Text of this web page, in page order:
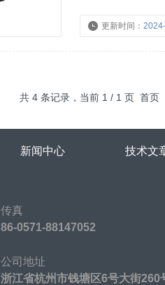
更新时间：
共 4 条记录，当前 1 / 1 页 首
新闻中心 技术文
传真
86-0571-88147052
公司地址
浙江省杭州市钱塘区6号大街260